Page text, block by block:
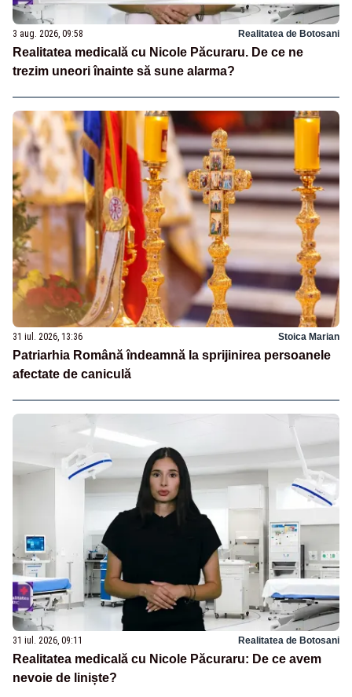
3 aug. 2026, 09:58 Realitatea de Botosani
Realitatea medicală cu Nicole Păcuraru. De ce ne
trezim uneori înainte să sune alarma?
31 iul. 2026, 13:36 Stoica Marian
Patriarhia Română îndeamnă la sprijinirea persoanele
afectate de caniculă
31 iul. 2026, 09:11 Realitatea de Botosani
Realitatea medicală cu Nicole Păcuraru: De ce avem
nevoie de liniște?